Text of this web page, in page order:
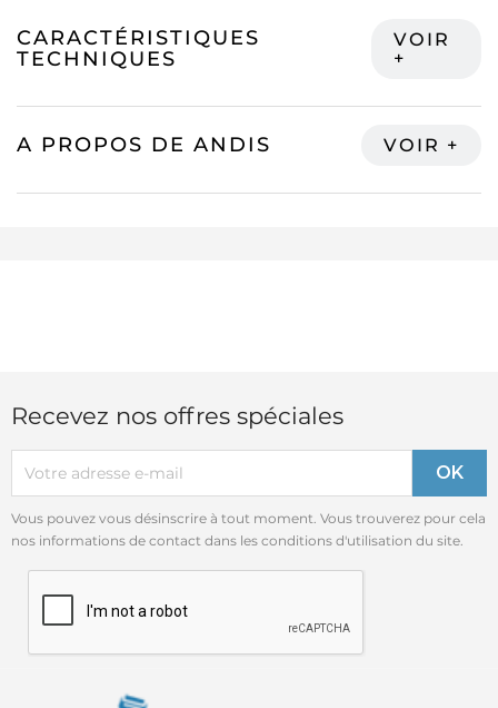
CARACTÉRISTIQUES
TECHNIQUES
A PROPOS DE ANDIS
Recevez nos offres spéciales
Vous pouvez vous désinscrire à tout moment. Vous trouverez pour cela
nos informations de contact dans les conditions d'utilisation du site.